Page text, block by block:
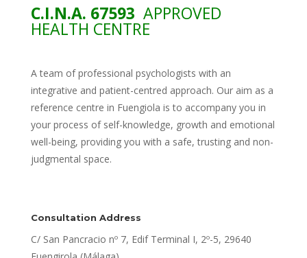
C.I.N.A. 67593 APPROVED
HEALTH CENTRE
A team of professional psychologists with an
integrative and patient-centred approach. Our aim as a
reference centre in Fuengiola is to accompany you in
your process of self-knowledge, growth and emotional
well-being, providing you with a safe, trusting and non-
judgmental space.
Consultation Address
C/ San Pancracio nº 7, Edif Terminal I, 2º-5, 29640